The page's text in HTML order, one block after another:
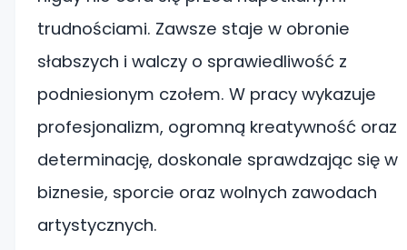
trudnościami. Zawsze staje w obronie
słabszych i walczy o sprawiedliwość z
podniesionym czołem. W pracy wykazuje
profesjonalizm, ogromną kreatywność oraz
determinację, doskonale sprawdzając się w
biznesie, sporcie oraz wolnych zawodach
artystycznych.